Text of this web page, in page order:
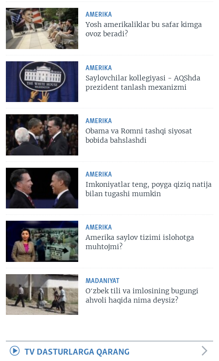
AMERIKA
Yosh amerikaliklar bu safar kimga
ovoz beradi?
AMERIKA
Saylovchilar kollegiyasi - AQShda
prezident tanlash mexanizmi
AMERIKA
Obama va Romni tashqi siyosat
bobida bahslashdi
AMERIKA
Imkoniyatlar teng, poyga qiziq natija
bilan tugashi mumkin
AMERIKA
Amerika saylov tizimi islohotga
muhtojmi?
MADANIYAT
Oʻzbek tili va imlosining bugungi
ahvoli haqida nima deysiz?
TV DASTURLARGA QARANG